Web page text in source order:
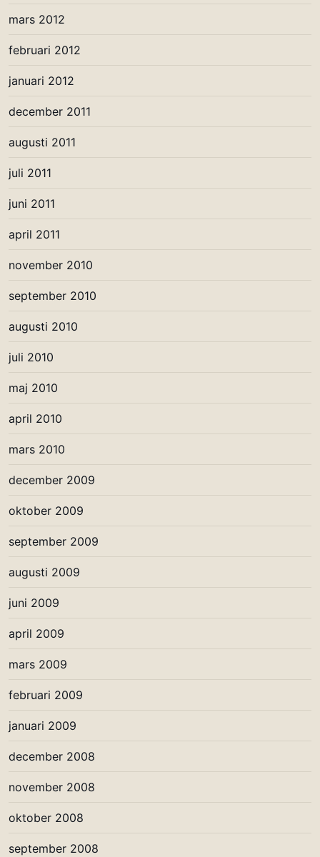
mars 2012
februari 2012
januari 2012
december 2011
augusti 2011
juli 2011
juni 2011
april 2011
november 2010
september 2010
augusti 2010
juli 2010
maj 2010
april 2010
mars 2010
december 2009
oktober 2009
september 2009
augusti 2009
juni 2009
april 2009
mars 2009
februari 2009
januari 2009
december 2008
november 2008
oktober 2008
september 2008